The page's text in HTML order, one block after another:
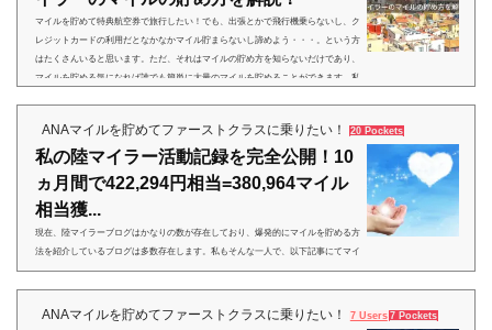
マイルを貯めて特典航空券で旅行したい！でも、出張とかで飛行機乗らないし、ク
レジットカードの利用だとなかなかマイル貯まらないし諦めよう・・・。という方
はたくさんいると思います。ただ、それはマイルの貯め方を知らないだけであり、
マイルを貯める気になれば誰でも簡単に大量のマイルを貯めることができます。私
めることができていませんでした。それが、2016年2月に陸...
ANAマイルを貯めてファーストクラスに乗りたい！ 20 Pockets
私の陸マイラー活動記録を完全公開！10
ヵ月間で422,294円相当=380,964マイル
相当獲...
現在、陸マイラーブログはかなりの数が存在しており、爆発的にマイルを貯める方
法を紹介しているブログは多数存在します。私もそんな一人で、以下記事にてマイ
ルの貯め方を紹介しています。正直に言うと、基本的なマイルの貯め方はどのブロ
グでも内容は同じです。ポイントサイトを利用してポイントを貯め、それをソラチ
カルートを利用してマイルに交換することで、年間20万マイル以上（216,000マイ
ANAマイルを貯めてファーストクラスに乗りたい！ 7 Users 7 Pockets